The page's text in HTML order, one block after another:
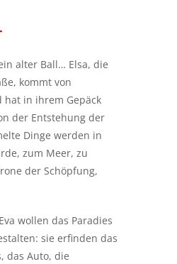
alter Ball… Elsa, die
kommt von
in ihrem Gepäck
der Entstehung der
Dinge werden in
zum Meer, zu
der Schöpfung,
wollen das Paradies
sie erfinden das
das Auto, die